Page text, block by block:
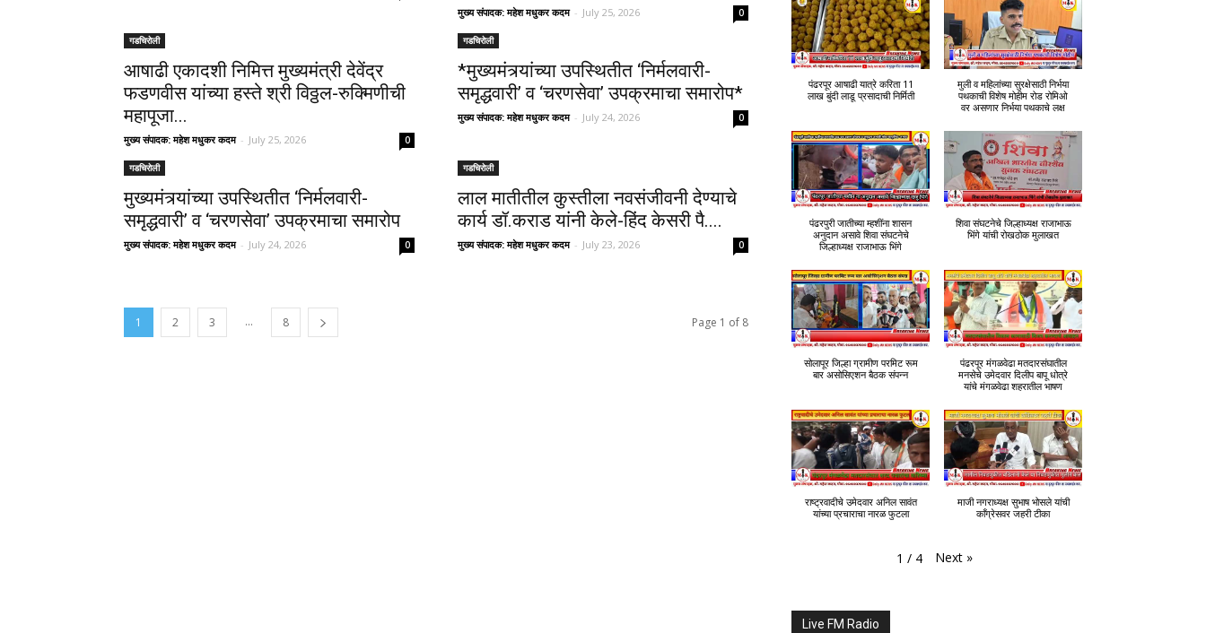
मुख्य संपादक: महेश मधुकर कदम - July 25, 2026 0
गडचिरोली
आषाढी एकादशी निमित्त मुख्यमंत्री देवेंद्र
फडणवीस यांच्या हस्ते श्री विठ्ठल-रुक्मिणीची
महापूजा...
मुख्य संपादक: महेश मधुकर कदम - July 25, 2026 0
गडचिरोली
*मुख्यमंत्र्यांच्या उपस्थितीत ‘निर्मलवारी-
समृद्धवारी’ व ‘चरणसेवा’ उपक्रमाचा समारोप*
मुख्य संपादक: महेश मधुकर कदम - July 24, 2026 0
गडचिरोली
मुख्यमंत्र्यांच्या उपस्थितीत ‘निर्मलवारी-
समृद्धवारी’ व ‘चरणसेवा’ उपक्रमाचा समारोप
मुख्य संपादक: महेश मधुकर कदम - July 24, 2026 0
गडचिरोली
लाल मातीतील कुस्तीला नवसंजीवनी देण्याचे
कार्य डॉ.कराड यांनी केले-हिंद केसरी पै....
मुख्य संपादक: महेश मधुकर कदम - July 23, 2026 0
1 2 3 ... 8 Page 1 of 8
पंढरपूर आषाढी यात्रे करिता 11
लाख बुंदी लाडू प्रसादाची निर्मिती
मुली व महिलांच्या सुरक्षेसाठी निर्भया
पथकाची विशेष मोहीम रोड रोमिओ
वर असणार निर्भया पथकाचे लक्ष
पंढरपुरी जातीच्या म्हशींना शासन
अनुदान असावे शिवा संघटनेचे
जिल्हाध्यक्ष राजाभाऊ भिंगे
शिवा संघटनेचे जिल्हाध्यक्ष राजाभाऊ
भिंगे यांची रोखठोक मुलाखत
सोलापूर जिल्हा ग्रामीण परमिट रूम
बार असोसिएशन बैठक संपन्न
पंढरपूर मंगळवेढा मतदारसंघातील
मनसेचे उमेदवार दिलीप बापू धोत्रे
यांचे मंगळवेढा शहरातील भाषण
राष्ट्रवादीचे उमेदवार अनिल सावंत
यांच्या प्रचाराचा नारळ फुटला
माजी नगराध्यक्ष सुभाष भोसले यांची
काँग्रेसवर जहरी टीका
1 / 4 Next »
Live FM Radio